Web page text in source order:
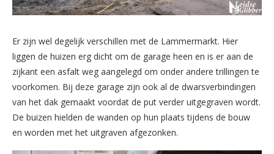
Er zijn wel degelijk verschillen met de Lammermarkt. Hier
liggen de huizen erg dicht om de garage heen en is er aan de
zijkant een asfalt weg aangelegd om onder andere trillingen te
voorkomen. Bij deze garage zijn ook al de dwarsverbindingen
van het dak gemaakt voordat de put verder uitgegraven wordt.
De buizen hielden de wanden op hun plaats tijdens de bouw
en worden met het uitgraven afgezonken.